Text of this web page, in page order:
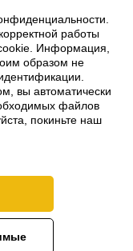
работы
Информация,
образом не
вы автоматически
файлов
покиньте наш